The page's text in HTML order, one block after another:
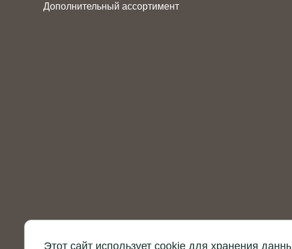
Этот сайт использует cookie для хранения
Дополнительный ассортимент